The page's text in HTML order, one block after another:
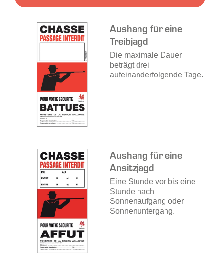
Aushang für eine
Treibjagd
Die maximale Dauer
beträgt drei
aufeinanderfolgende Tage.
Aushang für eine
Ansitzjagd
Eine Stunde vor bis eine
Stunde nach
Sonnenaufgang oder
Sonnenuntergang.